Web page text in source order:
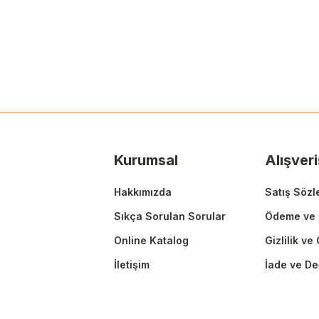
Bu ürüne benzer farklı alternatifler olmalı.
Kurumsal
Hakkımızda
Sıkça Sorulan Sorular
Online Katalog
İletişim
Satış
Ödeme
Gizlilik ve
İade ve